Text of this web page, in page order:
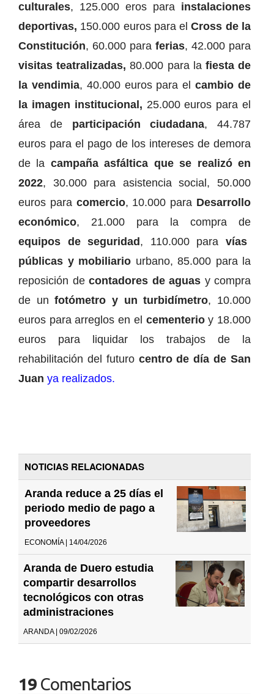
culturales, 125.000 eros para instalaciones
deportivas, 150.000 euros para elCross de la
Constitución, 60.000 para ferias, 42.000 para
visitas teatralizadas, 80.000 para la fiesta de
la vendimia, 40.000 euros para elcambio de
la imagen institucional, 25.000 euros para el
área de participación ciudadana, 44.787
euros para el pago de los intereses de demora
de la campaña asfáltica que se realizó en
2022, 30.000 para asistencia social, 50.000
euros para comercio, 10.000 para Desarrollo
económico, 21.000 para la compra de
equipos de seguridad, 110.000 para vías
públicas y mobiliario urbano, 85.000 para la
reposición de contadores de aguas y compra
de unfotómetro y un turbidímetro, 10.000
euros para arreglos en el cementerioy 18.000
euros para liquidar los trabajos de la
rehabilitación del futuro centro de día de San
Juan ya realizados.
NOTICIAS RELACIONADAS
Aranda reduce a 25 días el
periodo medio de pago a
proveedores
ECONOMÍA | 14/04/2026
Aranda de Duero estudia
compartir desarrollos
tecnológicos con otras
administraciones
ARANDA | 09/02/2026
19 Comentarios